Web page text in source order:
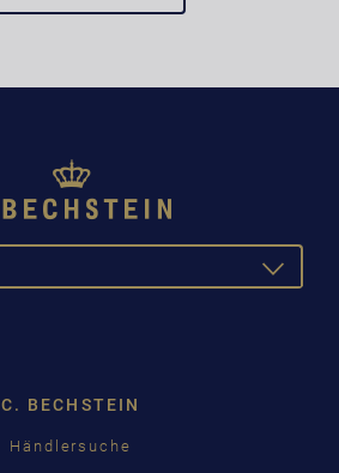
TOGGLE
C. BECHSTEIN
Händlersuche